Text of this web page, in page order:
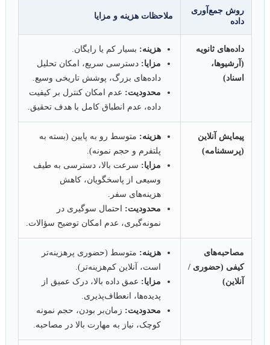
روش جمع‌آوری
ملاحظات هزینه و مزایا
داده‌های ثانویه
(آرشیوها،
هزینه:بسیار کم یا رایگان.
مزایا: دسترسی سریع، امکان تحلیل
داده‌های بزرگ، پوشش تاریخی وسیع.
محدودیت:عدم امکان کنترل بر کیفیت
داده، عدم انطباق کامل با هدف تحقیق.
پیمایش آنلاین
(پرسشنامه)
هزینه:متوسط رو به پایین (بسته به
پلتفرم و حجم نمونه).
مزایا: سرعت بالا، دسترسی به طیف
وسیعی از پاسخگویان، کاهش
هزینه‌های سفر.
محدودیت:احتمال سوگیری در
نمونه‌گیری، عدم امکان توضیح سؤالات.
مصاحبه‌های
کیفی (حضوری /
هزینه:متوسط (حضوری پرهزینه‌تر
است، آنلاین کم‌هزینه‌تر).
مزایا: عمق داده بالا، درک عمیق از
پدیده‌ها، انعطاف‌پذیری.
محدودیت:زمان‌بر بودن، حجم نمونه
کوچک، نیاز به مهارت بالا در مصاحبه.